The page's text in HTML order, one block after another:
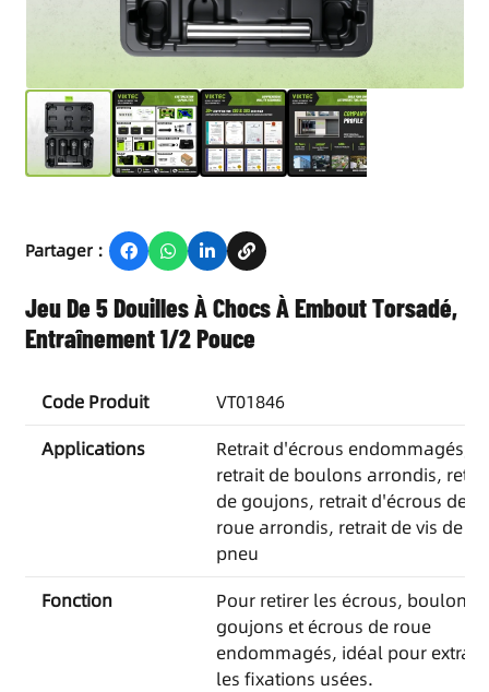
Partager :
Jeu De 5 Douilles À Chocs À Embout Torsadé,
Entraînement 1/2 Pouce
Code Produit
VT01846
Applications
Retrait d'écrous endommagés,
retrait de boulons arrondis,
de goujons, retrait d'écrous de
roue arrondis, retrait de vis de
pneu
Fonction
Pour retirer les écrous, boulons,
goujons et écrous de roue
endommagés, idéal pour
les fixations usées.